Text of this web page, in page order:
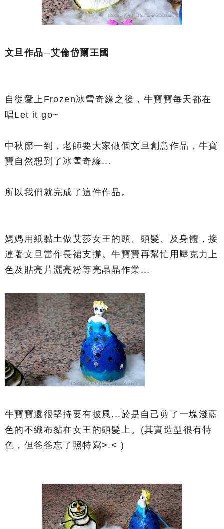
文旦作品─艾倫岱爾王國
自從愛上Frozen冰雪奇緣之後，牛寶寶每天都在
唱Let it go~
中秋節一到，老師要大家做個文旦創意作品，牛寶
寶自然想到了冰雪奇緣...
所以我們就完成了這件作品。
媽媽用紙黏土做艾莎女王的頭、頭髮、及身體，接
連著文旦當作長裙支撐。牛寶寶再幫忙用壓克力上
色及貼亮片灑亮粉等亮晶晶作業...
牛寶寶還很堅持要有披風...於是自己剪了一塊淺藍
色的不織布黏在女王的頭髮上。(其實造型很有特
色，但爸爸忘了照特寫>.< )